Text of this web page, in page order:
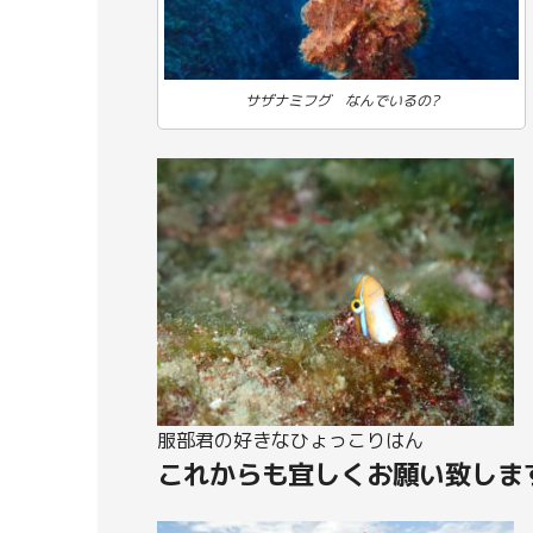
サザナミフグ なんでいるの?
服部君の好きなひょっこりはん
これからも宜しくお願い致しま